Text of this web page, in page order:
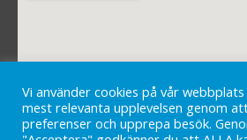
Vi använder cookies på vår
mest relevanta upplevelsen genom
preferenser och upprepa besök.